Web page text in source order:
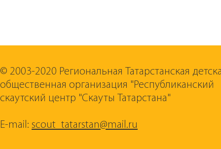
© 2003-2020 Региональная Татарстанская
общественная организация "Республиканский
скаутский центр "Скауты Татарстана"
E-mail: scout_tatarstan@mail.ru